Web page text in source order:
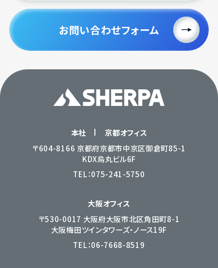
お問い合わせフォーム
本社
京都オフィス
〒604-8166 京都府京都市中京区御倉町85-1
KDX烏丸ビル6F
TEL：075-241-5750
大阪オフィス
〒530-0017 大阪府大阪市北区角田町8-1
大阪梅田ツインタワーズ・ノース19F
TEL：06-7668-8519